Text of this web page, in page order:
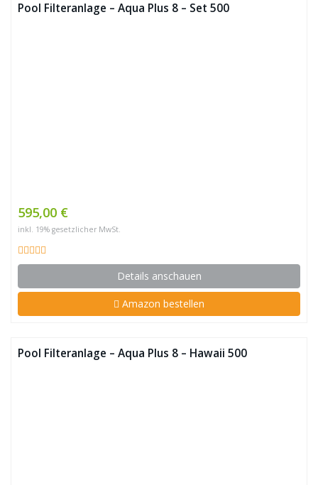
Pool Filteranlage – Aqua Plus 8 – Set 500
595,00 €
inkl. 19% gesetzlicher MwSt.
Details anschauen
Amazon bestellen
Pool Filteranlage – Aqua Plus 8 – Hawaii 500